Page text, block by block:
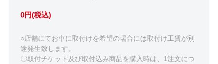
0円(税込)
○店舗にてお車に取付けを希望の場合には取付け工賃が別
途発生致します。
〇取付チケット及び取付込み商品を購入時は、1注文につ